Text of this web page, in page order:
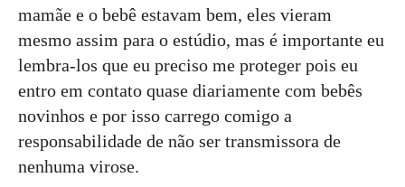
mamãe e o bebê estavam bem, eles vieram
mesmo assim para o estúdio, mas é importante eu
lembra-los que eu preciso me proteger pois eu
entro em contato quase diariamente com bebês
novinhos e por isso carrego comigo a
responsabilidade de não ser transmissora de
nenhuma virose.